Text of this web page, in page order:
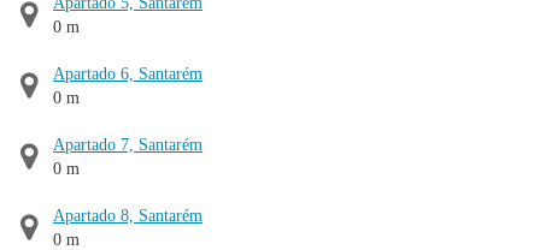
0 m
Apartado 6, Santarém
0 m
Apartado 7, Santarém
0 m
Apartado 8, Santarém
0 m